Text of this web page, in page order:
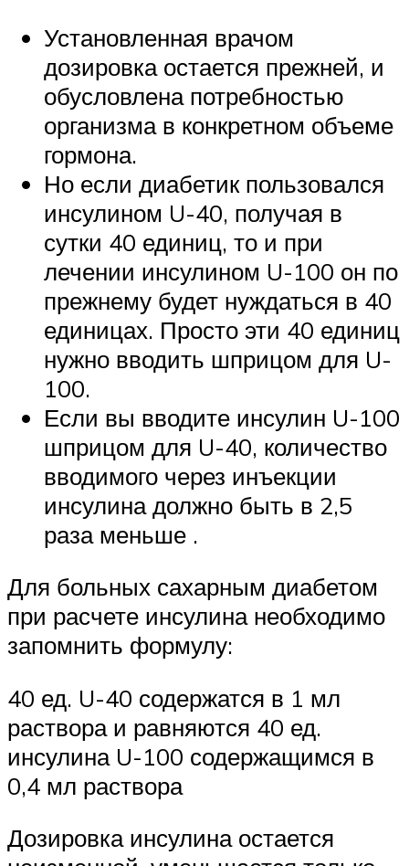
Установленная врачом
дозировка остается прежней, и
обусловлена потребностью
организма в конкретном объеме
гормона.
Но если диабетик пользовался
инсулином U-40, получая в
сутки 40 единиц, то и при
лечении инсулином U-100 он по
прежнему будет нуждаться в 40
единицах. Просто эти 40 единиц
нужно вводить шприцом для U-
100.
Если вы вводите инсулин U-100
шприцом для U-40, количество
вводимого через инъекции
инсулина должно быть в 2,5
раза меньше .
Для больных сахарным диабетом
при расчете инсулина необходимо
запомнить формулу:
40 ед. U-40 содержатся в 1 мл
раствора и равняются 40 ед.
инсулина U-100 содержащимся в
0,4 мл раствора
Дозировка инсулина остается